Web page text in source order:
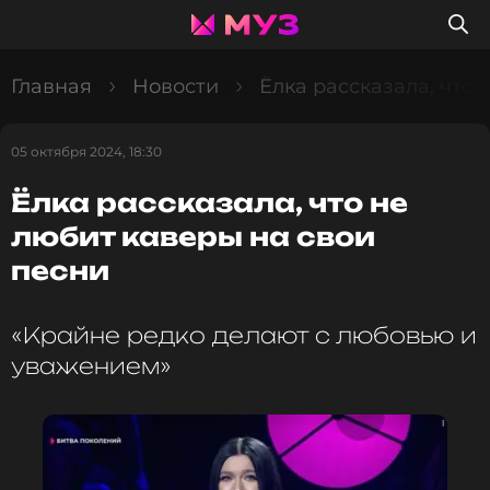
Главная Новости Ёлка рассказала,
05 октября 2024, 18:30
Ёлка рассказала, что не
любит каверы на свои
песни
«Крайне редко делают с любовью и
уважением»